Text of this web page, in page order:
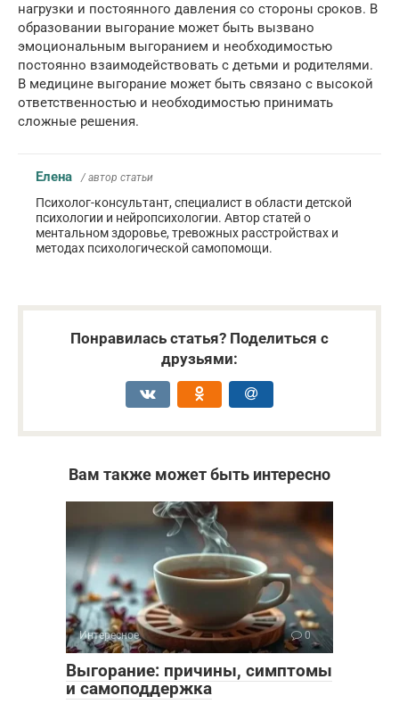
нагрузки и постоянного давления со стороны сроков. В
образовании выгорание может быть вызвано
эмоциональным выгоранием и необходимостью
постоянно взаимодействовать с детьми и родителями.
В медицине выгорание может быть связано с высокой
ответственностью и необходимостью принимать
сложные решения.
Елена / автор статьи
Психолог-консультант, специалист в области детской
психологии и нейропсихологии. Автор статей о
ментальном здоровье, тревожных расстройствах и
методах психологической самопомощи.
Понравилась статья? Поделиться с
друзьями:
Вам также может быть интересно
Интересное 0
Выгорание: причины, симптомы
и самоподдержка